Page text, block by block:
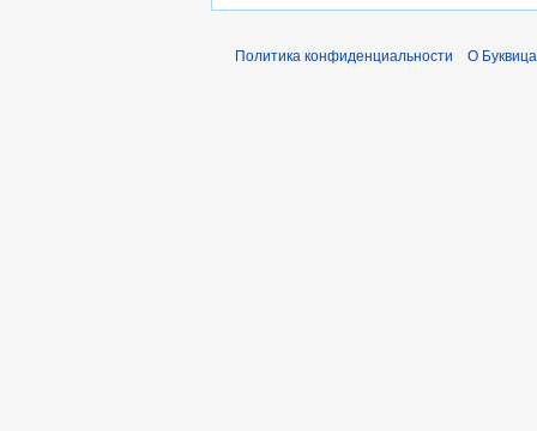
Политика конфиденциальности О Буквица